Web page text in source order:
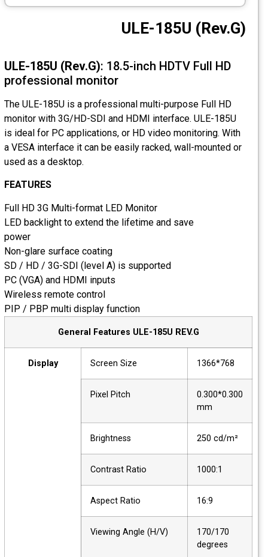
Photo Printers
ULE-185U (Rev.G)
ULE-185U (Rev.G): 18.5-inch HDTV Full HD
professional monitor
The ULE-185U is a professional multi-purpose Full HD
monitor with 3G/HD-SDI and HDMI interface. ULE-185U
is ideal for PC applications, or HD video monitoring. With
a VESA interface it can be easily racked, wall-mounted or
used as a desktop.
FEATURES
Full HD 3G Multi-format LED Monitor
LED backlight to extend the lifetime and save
power
Non-glare surface coating
SD / HD / 3G-SDI (level A) is supported
PC (VGA) and HDMI inputs
Wireless remote control
PIP / PBP multi display function
General Features ULE-185U REV.G
Display Screen Size 1366*768
Pixel Pitch
0.300*0.300
mm
Brightness 250 cd/m²
Contrast Ratio 1000:1
Aspect Ratio 16:9
Viewing Angle (H/V)
170/170
degrees